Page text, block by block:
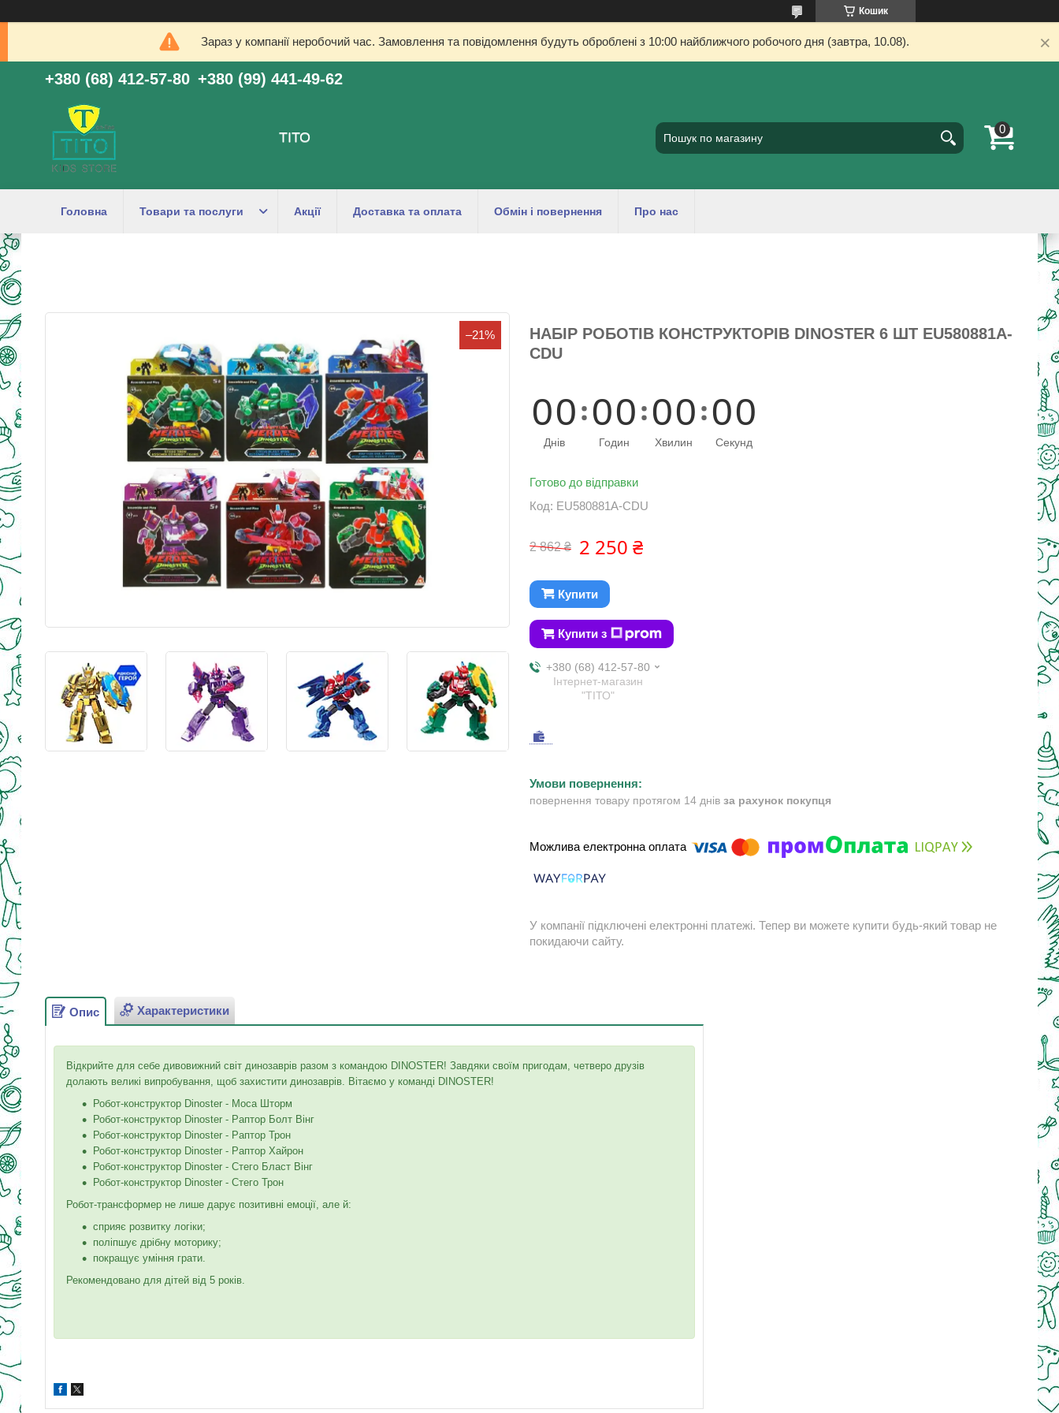
Кошик
Зараз у компанії неробочий час. Замовлення та повідомлення будуть оброблені з 10:00 найближчого робочого дня (завтра, 10.08).
+380 (68) 412-57-80 +380 (99) 441-49-62
ТІТО
Головна Товари та послуги Акції Доставка та оплата Обмін і повернення Про нас
–21%
НАБІР РОБОТІВ КОНСТРУКТОРІВ DINOSTER 6 ШТ EU580881A-
CDU
00
Днів
00
Годин
00
Хвилин
00
Секунд
Готово до відправки
Код: EU580881A-CDU
2 862 ₴ 2 250 ₴
Купити
Купити з
+380 (68) 412-57-80
Інтернет-магазин
"ТІТО"
повернення товару протягом 14 днів за рахунок покупця
У компанії підключені електронні платежі. Тепер ви можете купити будь-який товар не
покидаючи сайту.
Опис Характеристики
Відкрийте для себе дивовижний світ динозаврів разом з командою DINOSTER! Завдяки своїм пригодам, четверо друзів
долають великі випробування, щоб захистити динозаврів. Вітаємо у команді DINOSTER!
Робот-конструктор Dinoster - Моса Шторм
Робот-конструктор Dinoster - Раптор Болт Вінг
Робот-конструктор Dinoster - Раптор Трон
Робот-конструктор Dinoster - Раптор Хайрон
Робот-конструктор Dinoster - Стего Бласт Вінг
Робот-конструктор Dinoster - Стего Трон
Робот-трансформер не лише дарує позитивні емоції, але й:
сприяє розвитку логіки;
поліпшує дрібну моторику;
покращує уміння грати.
Рекомендовано для дітей від 5 років.